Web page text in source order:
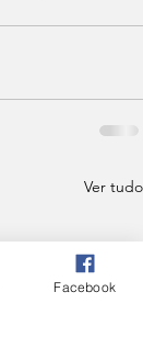
Ver tudo
Facebook